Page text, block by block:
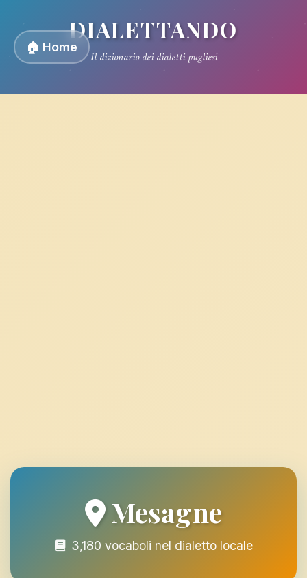
🏠 Home
DIALETTANDO
Il dizionario dei dialetti pugliesi
Mesagne
3,180 vocaboli nel dialetto locale